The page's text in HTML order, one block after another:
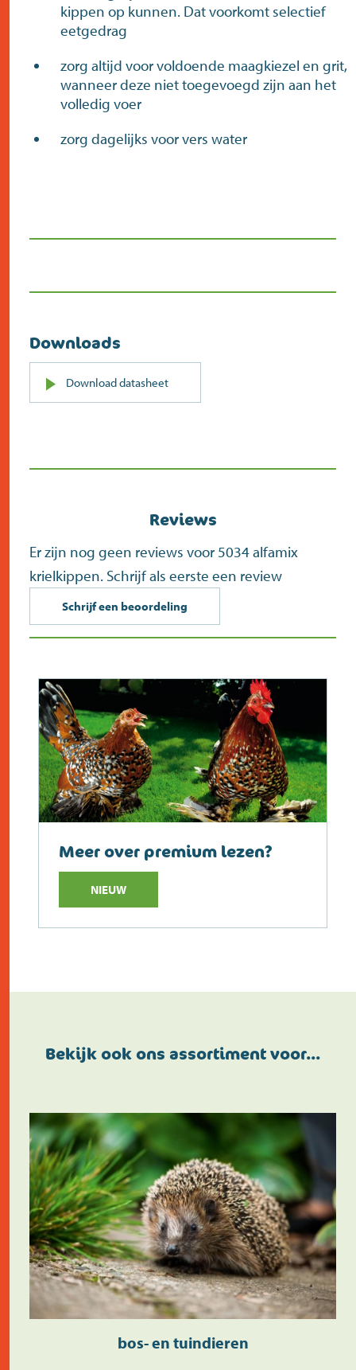
kippen op kunnen. Dat voorkomt selectief
eetgedrag
zorg altijd voor voldoende maagkiezel en grit,
wanneer deze niet toegevoegd zijn aan het
volledig voer
zorg dagelijks voor vers water
Downloads
Download datasheetPDF
(opent
Reviews
Er zijn nog geen reviews voor 5034 alfamix
krielkippen. Schrijf als eerste een review
Schrijf een beoordeling
Meer over premium lezen?
NIEUW
Bekijk ook ons assortiment voor…
bos- en tuindieren